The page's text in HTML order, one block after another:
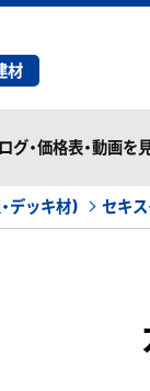
材
グ・価格表・動画を
デッキ材) セキ